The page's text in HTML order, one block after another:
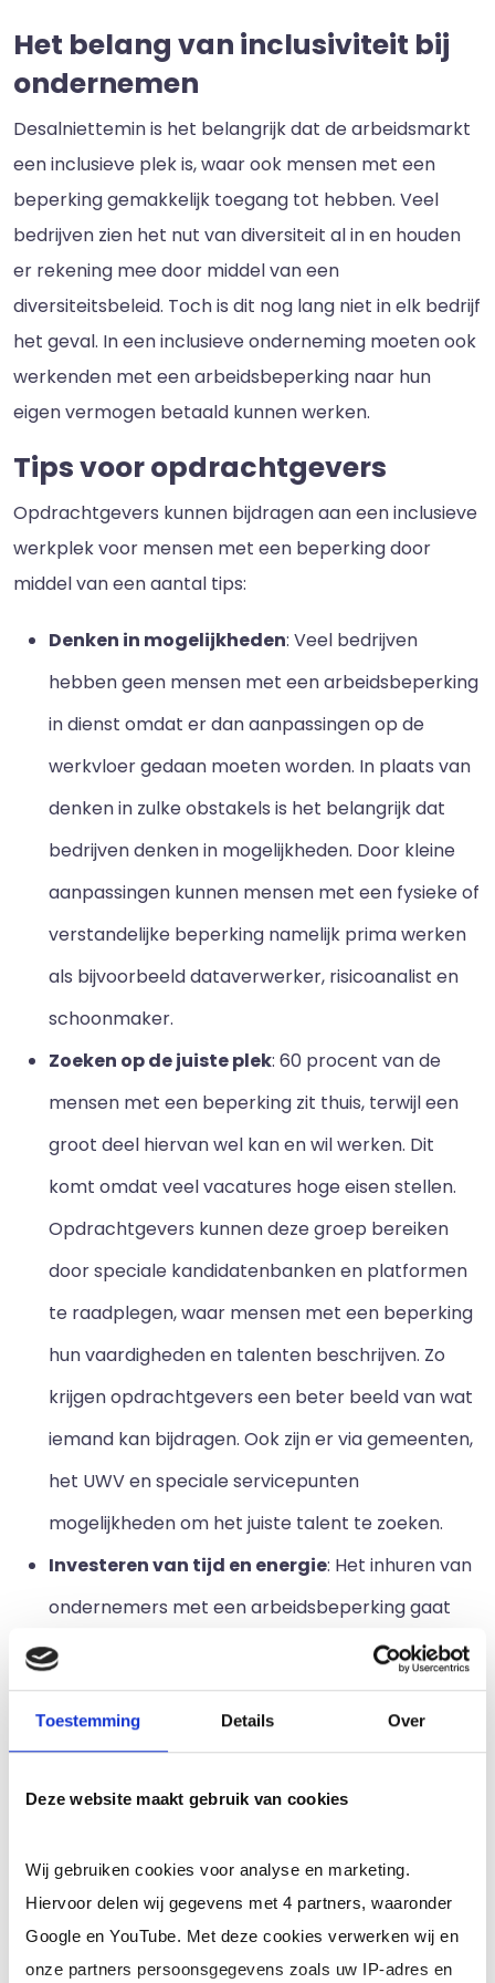
Toestemming Details Over
Deze website maakt gebruik van cookies
Wij gebruiken cookies voor analyse en marketing.
Hiervoor delen wij gegevens met 4 partners, waaronder
Google en YouTube. Met deze cookies verwerken wij en
onze partners persoonsgegevens zoals uw IP-adres en
Het belang van inclusiviteit bij
ondernemen
Desalniettemin is het belangrijk dat de arbeidsmarkt
een inclusieve plek is, waar ook mensen met een
beperking gemakkelijk toegang tot hebben. Veel
bedrijven zien het nut van diversiteit al in en houden
er rekening mee door middel van een
diversiteitsbeleid. Toch is dit nog lang niet in elk bedrijf
het geval. In een inclusieve onderneming moeten ook
werkenden met een arbeidsbeperking naar hun
eigen vermogen betaald kunnen werken.
Tips voor opdrachtgevers
Opdrachtgevers kunnen bijdragen aan een inclusieve
werkplek voor mensen met een beperking door
middel van een aantal tips:
Denken in mogelijkheden: Veel bedrijven
hebben geen mensen met een arbeidsbeperking
in dienst omdat er dan aanpassingen op de
werkvloer gedaan moeten worden. In plaats van
denken in zulke obstakels is het belangrijk dat
bedrijven denken in mogelijkheden. Door kleine
aanpassingen kunnen mensen met een fysieke of
verstandelijke beperking namelijk prima werken
als bijvoorbeeld dataverwerker, risicoanalist en
schoonmaker.
Zoeken op de juiste plek: 60 procent van de
mensen met een beperking zit thuis, terwijl een
groot deel hiervan wel kan en wil werken. Dit
komt omdat veel vacatures hoge eisen stellen.
Opdrachtgevers kunnen deze groep bereiken
door speciale kandidatenbanken en platformen
te raadplegen, waar mensen met een beperking
hun vaardigheden en talenten beschrijven. Zo
krijgen opdrachtgevers een beter beeld van wat
iemand kan bijdragen. Ook zijn er via gemeenten,
het UWV en speciale servicepunten
mogelijkheden om het juiste talent te zoeken.
Investeren van tijd en energie: Het inhuren van
ondernemers met een arbeidsbeperking gaat
vaak gepaard met wat extra investeringen, maar
dit zijn wel langetermijninvesteringen. Het geeft
bovendien een goed beeld af aan de
waardoor bedrijven aan employer branding doen.
Creëren van draagvlak binnen het bedrijf
ervoor te zorgen dat de sfeer op de werkvloer
positief is, is het belangrijk om draagvlak te